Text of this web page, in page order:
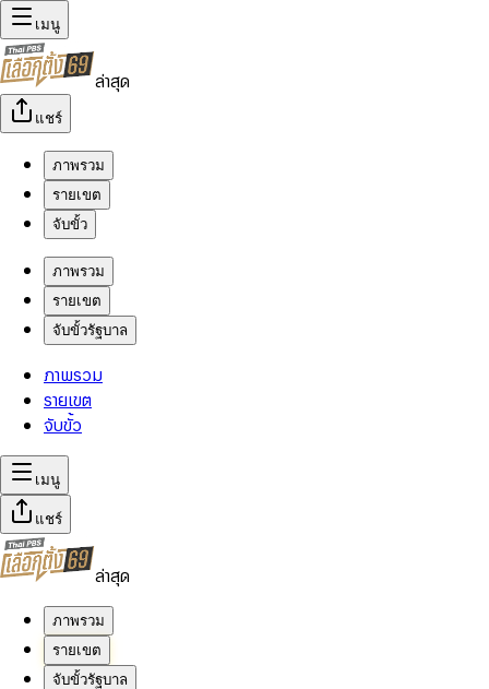
เมนู
ล่าสุด
แชร์
ภาพรวม
รายเขต
จับขั้ว
ภาพรวม
รายเขต
จับขั้วรัฐบาล
ภาพรวม
รายเขต
จับขั้ว
เมนู
แชร์
ล่าสุด
ภาพรวม
รายเขต
จับขั้วรัฐบาล